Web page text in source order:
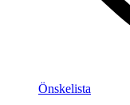
Önskelista